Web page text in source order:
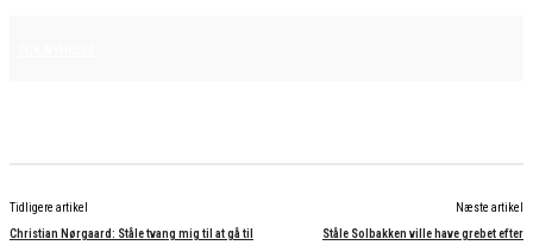
Tidligere artikel
Christian Nørgaard: Ståle tvang mig til at gå til
Næste artikel
Ståle Solbakken ville have grebet efter